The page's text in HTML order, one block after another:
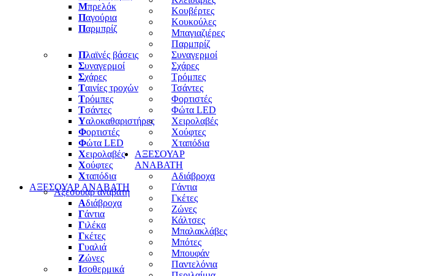
Κουβέρτες
Κουκούλες
Μπαγιαζιέρες
Παρμπρίζ
Συναγερμοί
Σχάρες
Τρόμπες
Τσάντες
Φορτιστές
Φώτα LED
Χειρολαβές
Χούφτες
Χταπόδια
ΑΞΕΣΟΥΑΡ
ΑΝΑΒΑΤΗ
Αδιάβροχα
Γάντια
Γκέτες
Ζώνες
Κάλτσες
Μπαλακλάβες
Μπότες
Μπουφάν
Παντελόνια
Μπρελόκ
Παγούρια
Παρμπρίζ
Πλαϊνές βάσεις
Συναγερμοί
Σχάρες
Ταινίες τροχών
Τρόμπες
Τσάντες
Υαλοκαθαριστήρες
Φορτιστές
Φώτα LED
Χειρολαβές
Χούφτες
Χταπόδια
ΑΞΕΣΟΥΑΡ ΑΝΑΒΑΤΗ
Αξεσουαρ αναβατη
Αδιάβροχα
Γάντια
Γιλέκα
Γκέτες
Γυαλιά
Ζώνες
Ισοθερμικά